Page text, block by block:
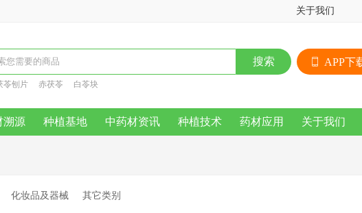
关于我们
搜索
苓刨片 赤茯苓 白苓块
APP下
溯源 种植基地 中药材资讯 种植技术 药材应用 关于我们
化妆品及器械 其它类别